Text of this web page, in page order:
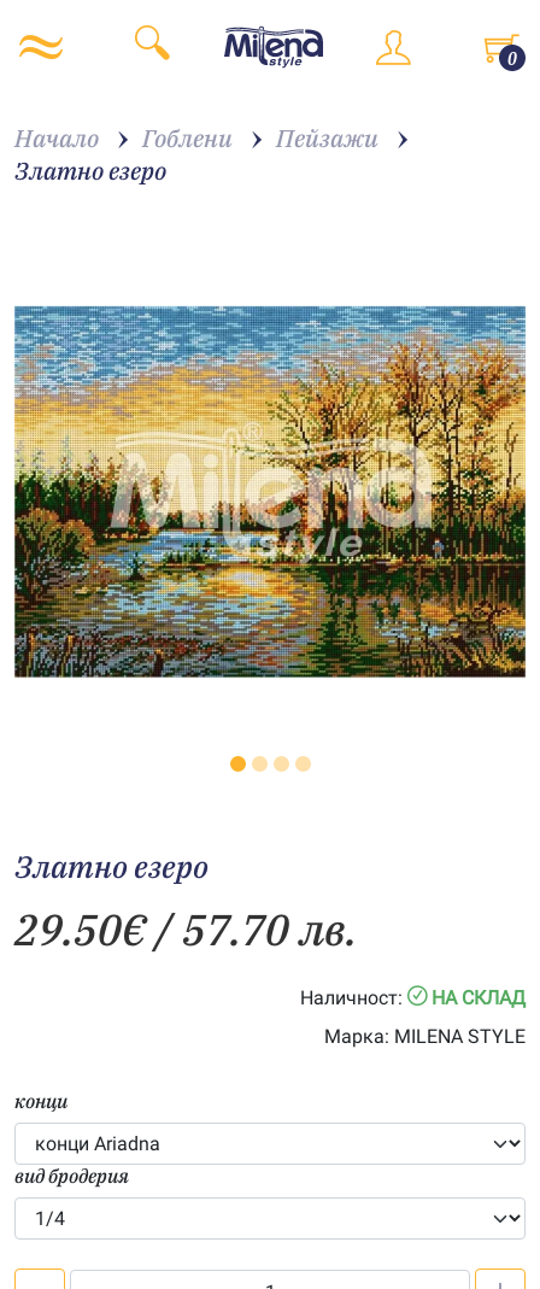
0
Начало Гоблени
Пейзажи
Златно езеро
Златно езеро
29.50€/ 57.70 лв.
Наличност:
НА СКЛАД
Марка: MILENA STYLE
конци
вид бродерия